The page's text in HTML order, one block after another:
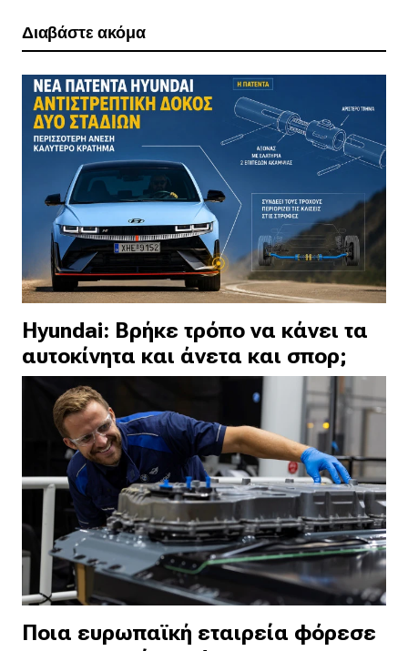
Διαβάστε ακόμα
Hyundai: Βρήκε τρόπο να κάνει τα
αυτοκίνητα και άνετα και σπορ;
Ποια ευρωπαϊκή εταιρεία φόρεσε